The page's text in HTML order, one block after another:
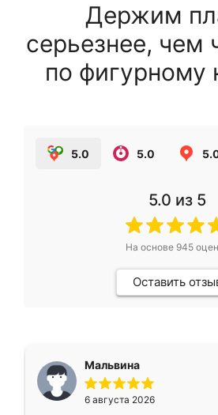
Держим
серьезнее, чем
по фигурному
5.0 5.0
5.0 из 5
На основе 945
Оставить
Мальвина
6 августа 2026